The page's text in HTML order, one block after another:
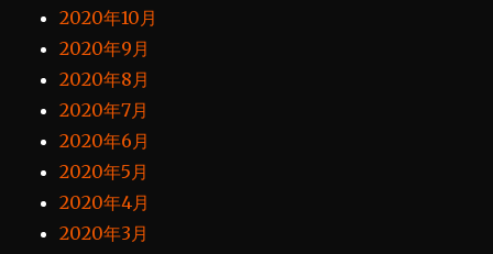
2020年10月
2020年9月
2020年8月
2020年7月
2020年6月
2020年5月
2020年4月
2020年3月